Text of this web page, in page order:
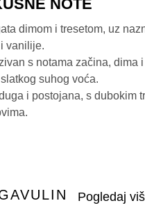
NOTE
dimom i tresetom, uz
vanilije.
s notama začina, dima
suhog voća.
i postojana, s dubokim